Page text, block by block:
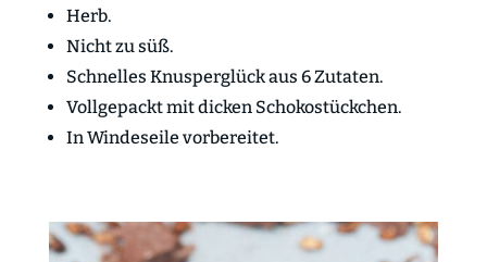
Herb.
Nicht zu süß.
Schnelles Knusperglück aus 6 Zutaten.
Vollgepackt mit dicken Schokostückchen.
In Windeseile vorbereitet.